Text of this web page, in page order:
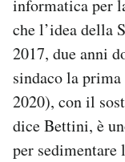
informatica per
che l’idea della
2017, due anni
sindaco la
2020), con il
dice Bettini, è
per sedimentare